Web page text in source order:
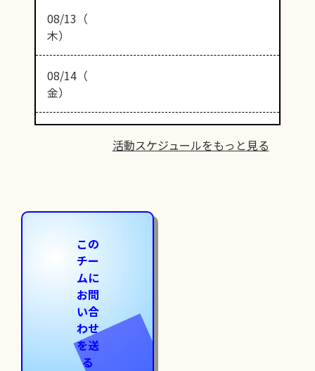
08/13（
木）
08/14（
金）
活動スケジュールをもっと見る
この
チー
ムに
お問
い合
わせ
を送
る